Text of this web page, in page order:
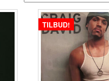
TILBUD!